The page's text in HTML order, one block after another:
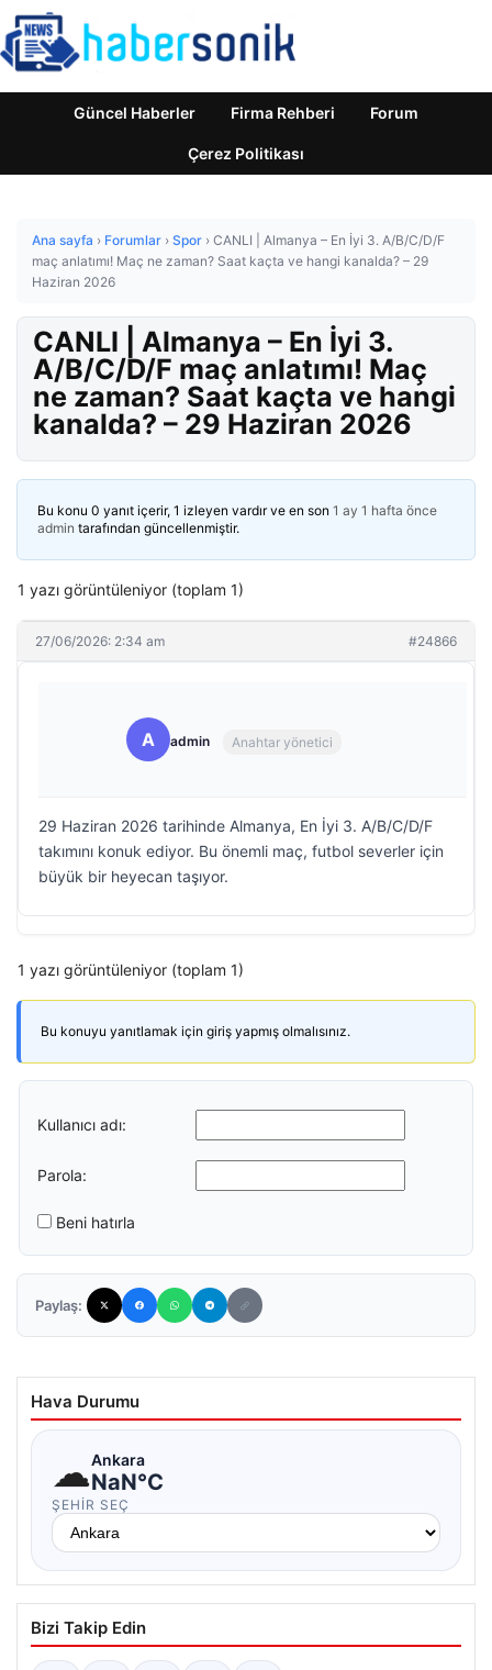
Güncel Haberler Firma Rehberi Forum
Çerez Politikası
Ana sayfa › Forumlar › Spor › CANLI | Almanya – En İyi 3. A/B/C/D/F
maç anlatımı! Maç ne zaman? Saat kaçta ve hangi kanalda? – 29
Haziran 2026
CANLI | Almanya – En İyi 3.
A/B/C/D/F maç anlatımı! Maç
ne zaman? Saat kaçta ve hangi
kanalda? – 29 Haziran 2026
Bu konu 0 yanıt içerir, 1 izleyen vardır ve en son 1 ay 1 hafta önce
admin tarafından güncellenmiştir.
1 yazı görüntüleniyor (toplam 1)
27/06/2026: 2:34 am #24866
A admin Anahtar yönetici
29 Haziran 2026 tarihinde Almanya, En İyi 3. A/B/C/D/F
takımını konuk ediyor. Bu önemli maç, futbol severler için
büyük bir heyecan taşıyor.
1 yazı görüntüleniyor (toplam 1)
Bu konuyu yanıtlamak için giriş yapmış olmalısınız.
Kullanıcı adı:
Parola:
Beni hatırla
Paylaş:
Hava Durumu
☁Ankara
NaN°C
ŞEHIR SEÇ
Bizi Takip Edin